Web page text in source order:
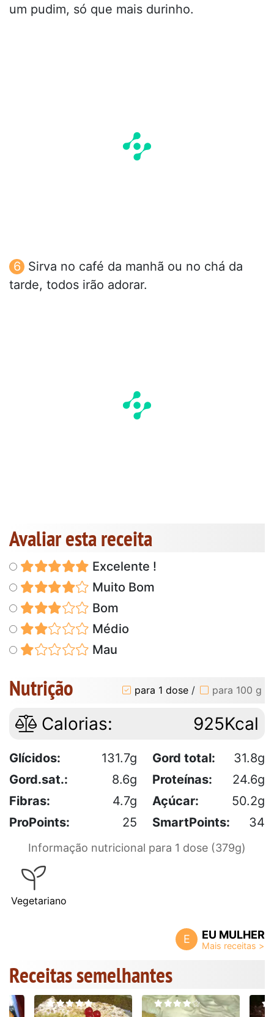
um pudim, só que mais durinho.
Sirva no café da manhã ou no chá da
tarde, todos irão adorar.
Avaliar esta receita
Excelente !
Muito Bom
Bom
Médio
Mau
Nutrição para 1 dose / para 100 g
Calorias: 925Kcal
Glícidos: 131.7g Gord total:
31.8g
Gord.sat.:
8.6g Proteínas:
24.6g
Fibras:
4.7g Açúcar:
50.2g
ProPoints:
25 SmartPoints: 34
Informação nutricional para 1 dose (379g)
Vegetariano
E EU MULHER
Receitas semelhantes